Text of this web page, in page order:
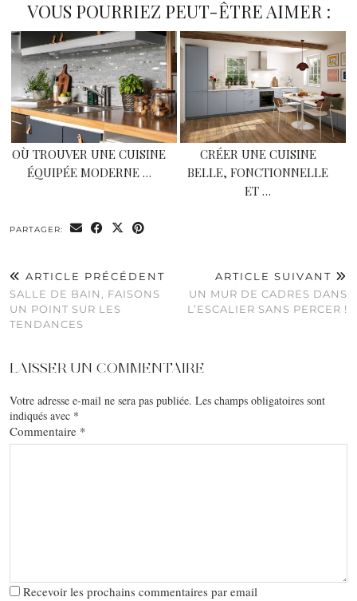
VOUS POURRIEZ PEUT-ÊTRE AIMER :
OÙ TROUVER UNE CUISINE
ÉQUIPÉE MODERNE …
CRÉER UNE CUISINE
BELLE, FONCTIONNELLE
ET …
PARTAGER:
ARTICLE PRÉCÉDENT
SALLE DE BAIN, FAISONS
UN POINT SUR LES
TENDANCES
ARTICLE SUIVANT
UN MUR DE CADRES DANS
L’ESCALIER SANS PERCER !
LAISSER UN COMMENTAIRE
Votre adresse e-mail ne sera pas publiée. Les champs obligatoires sont
indiqués avec *
Commentaire *
Recevoir les prochains commentaires par email